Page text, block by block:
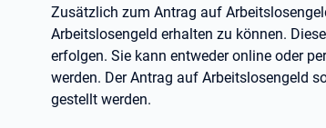
Zusätzlich zum Antrag auf
Arbeitslosengeld erhalten zu können.
erfolgen. Sie kann entweder online oder
werden. Der Antrag auf Arbeitslosengeld
gestellt werden.